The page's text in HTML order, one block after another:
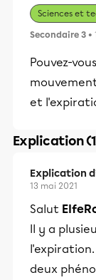
Sciences et
Secondaire 3 •
Pouvez-
et
Explication
Explication
13 mai 2021
Salut
Il y a
deux